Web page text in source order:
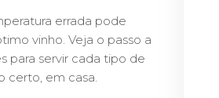
errada pode
vinho. Veja o passo a
para servir cada tipo de
certo, em casa.